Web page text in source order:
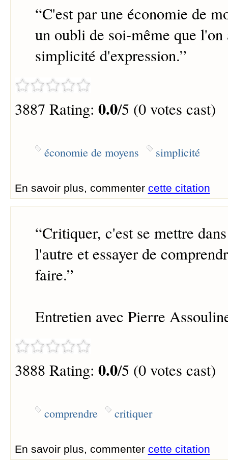
“C'est par une économie de
un oubli de soi-même que
simplicité d'expression.”
3887 Rating: 0.0/5 (0 votes cast)
économie de moyens simplicité
En savoir plus, commenter cette citation
“Critiquer, c'est se mettre
l'autre et essayer de
faire.”
Entretien avec Pierre
3888 Rating: 0.0/5 (0 votes cast)
comprendre critiquer
En savoir plus, commenter cette citation